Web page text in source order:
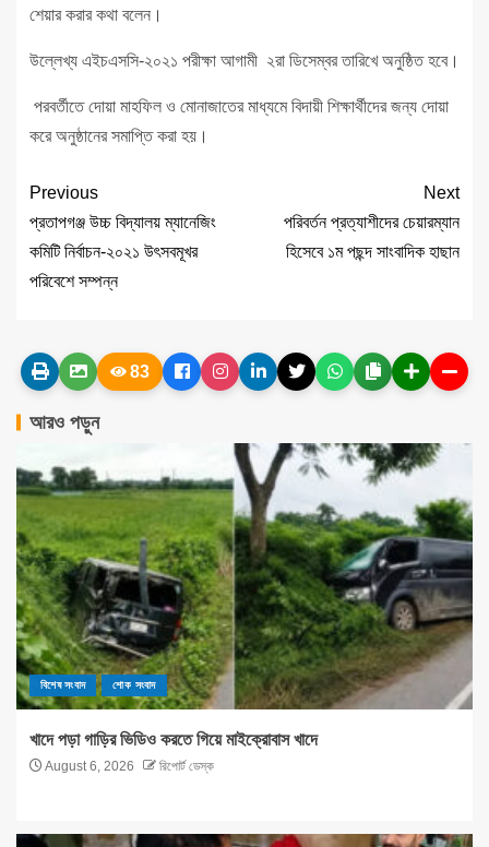
শেয়ার করার কথা বলেন।
উল্লেখ্য এইচএসসি-২০২১ পরীক্ষা আগামী ২রা ডিসেম্বর তারিখে অনুষ্ঠিত হবে।
পরবর্তীতে দোয়া মাহফিল ও মোনাজাতের মাধ্যমে বিদায়ী শিক্ষার্থীদের জন্য দোয়া
করে অনুষ্ঠানের সমাপ্তি করা হয়।
Previous
প্রতাপগঞ্জ উচ্চ বিদ্যালয় ম্যানেজিং
কমিটি নির্বাচন-২০২১ উৎসবমূখর
পরিবেশে সম্পন্ন
Next
পরিবর্তন প্রত্যাশীদের চেয়ারম্যান
হিসেবে ১ম পছন্দ সাংবাদিক হাছান
83
আরও পড়ুন
বিশেষ সংবাদ শোক সংবাদ
খাদে পড়া গাড়ির ভিডিও করতে গিয়ে মাইক্রোবাস খাদে
August 6, 2026 রিপোর্ট ডেস্ক